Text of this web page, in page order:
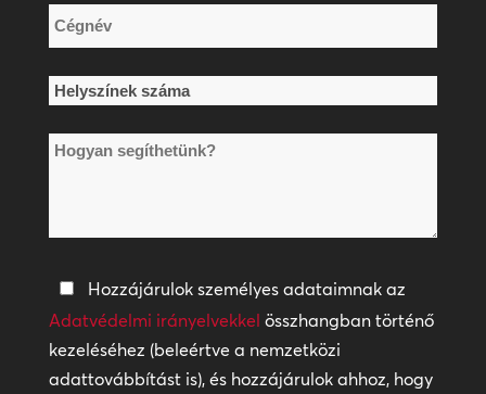
Cégnév
*
Helyszínek
*Hogyan
Adatvédelmi
irányelvek
*
Hozzájárulok személyes adataimnak az
Adatvédelmi irányelvekkel összhangban történő
kezeléséhez (beleértve a nemzetközi
adattovábbítást is), és hozzájárulok ahhoz, hogy